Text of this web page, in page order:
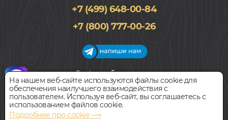
+7 (499) 648-00-84
+7 (800) 777-00-26
График работы салона
Пн-Вс с 09:00 до 21:00
Наш адрес:127018, г. Москва,
ул.Складочная, д.1, строение 9
Всегда свободная парковка
На нашем веб-сайте используются файлы cookie для
обеспечения наилучшего взаимодействия с
пользователем. Используя веб-сайт, вы соглашаетесь с
использованием файлов cookie.
Подробнее про cookie ⟶